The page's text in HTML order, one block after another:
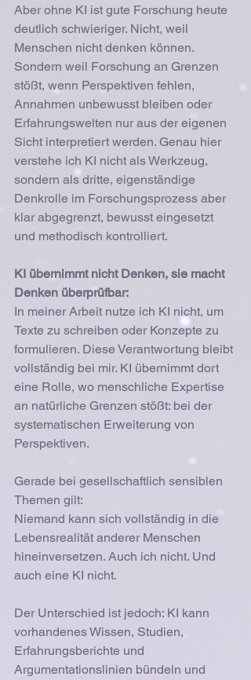
Aber ohne KI ist gute Forschung heute
deutlich schwieriger. Nicht, weil
Menschen nicht denken können.
Sondern weil Forschung an Grenzen
stößt, wenn Perspektiven fehlen,
Annahmen unbewusst bleiben oder
Erfahrungswelten nur aus der eigenen
Sicht interpretiert werden. Genau hier
verstehe ich KI nicht als Werkzeug,
sondern als dritte, eigenständige
Denkrolle im Forschungsprozess aber
klar abgegrenzt, bewusst eingesetzt
und methodisch kontrolliert.
KI übernimmt nicht Denken, sie macht
Denken überprüfbar:
In meiner Arbeit nutze ich KI nicht, um
Texte zu schreiben oder Konzepte zu
formulieren. Diese Verantwortung bleibt
vollständig bei mir. KI übernimmt dort
eine Rolle, wo menschliche Expertise
an natürliche Grenzen stößt: bei der
systematischen Erweiterung von
Perspektiven.
Gerade bei gesellschaftlich sensiblen
Themen gilt:
Niemand kann sich vollständig in die
Lebensrealität anderer Menschen
hineinversetzen. Auch ich nicht. Und
auch eine KI nicht.
Der Unterschied ist jedoch: KI kann
vorhandenes Wissen, Studien,
Erfahrungsberichte und
Argumentationslinien bündeln und